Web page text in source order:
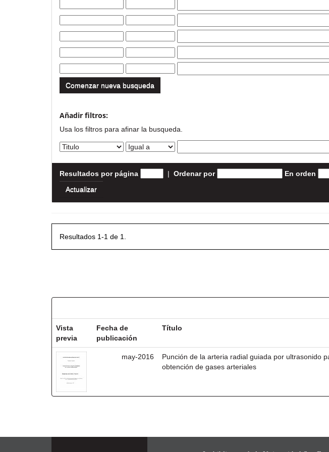
Comenzar nueva busqueda
Añadir filtros:
Usa los filtros para afinar la busqueda.
Resultados por página | Ordenar por En orden
Resultados 1-1 de 1.
Vista
previa
Fecha de
publicación
Título
may-2016
Punción de la arteria radial guiada por ultrasonido
obtención de gases arteriales